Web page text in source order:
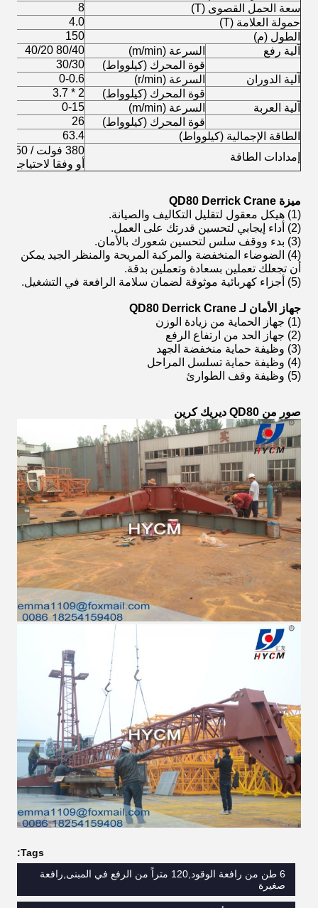
سعة الحمل القصوى (T)
8
حمولة العلامة (T)
4.0
الطول (م)
150
آلية رفع
السرعة (m/min)
80/40 40/20
قوة المحرك (كيلوواط)
30/30
آلية الدوران
السرعة (r/min)
0-0.6
قوة المحرك (كيلوواط)
2 * 3.7
آلية العربة
السرعة (m/min)
0-15
قوة المحرك (كيلوواط)
26
الطاقة الإجمالية (كيلوواط)
63.4
إمدادات الطاقة
أو وفقا لاحتياجات
ميزة QD80 Derrick Crane
(1) هيكل معقول لتقليل التكاليف والصيانة.
(2) أداء إيجابي لتحسين قدرتك على العمل.
(3) بدء ووقف سلس لتحسين شعورك بالأمان.
(4) الضوضاء المنخفضة والمركبة المريحة والمنظر الجيد يمكن
أن تجعلك تعملين بسعادة وتعملين بدقة.
(5) أجزاء كهربائية موثوقة لضمان سلامة الرافعة في التشغيل.
جهاز الأمان لـ QD80 Derrick Crane
(1) جهاز الحماية من زيادة الوزن
(2) جهاز الحد من ارتفاع الرفع
(3) وظيفة حماية منخفضة الجهد
(4) وظيفة حماية تسلسل المراحل
(5) وظيفة وقف الطوارئ
صور من QD80 ديريك كرين
Tags:
6 طن من رافعة الوقود,120 متراً من الرفع في المبنى,رافعة
صغيرة